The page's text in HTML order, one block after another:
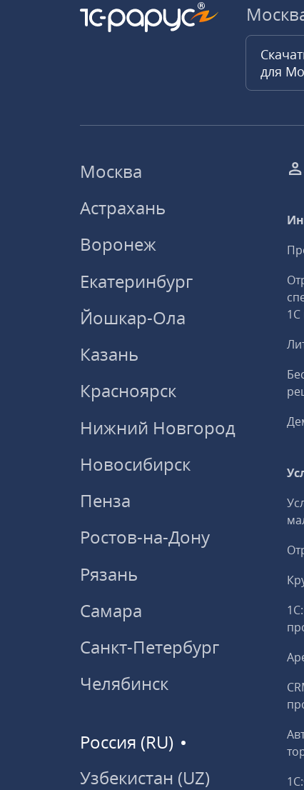
для
Москва
Астрахань
Воронеж
Екатеринбург
Йошкар-Ола
Казань
Красноярск
Нижний Новгород
Новосибирск
Пенза
Ростов-на-Дону
Рязань
Самара
Санкт-Петербург
Челябинск
Россия (RU)
Узбекистан (UZ)
1С